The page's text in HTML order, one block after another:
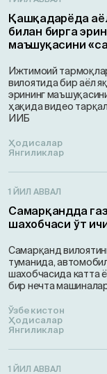
Қашқадарёда
билан бирга
маъшуқасини
Ижтимоий
вилоятида бир аёл
эрининг
ҳақида видео
ИИБ
Ҳодисалар
Янгиликлар
1 ЙИЛ АВВАЛ
Самарқандда
шахобчаси ўт
Самарқанд
туманида,
шахобчасида катта
бир нечта
Ўзбекистон
Ҳодисалар
Янгиликлар
1 ЙИЛ АВВАЛ